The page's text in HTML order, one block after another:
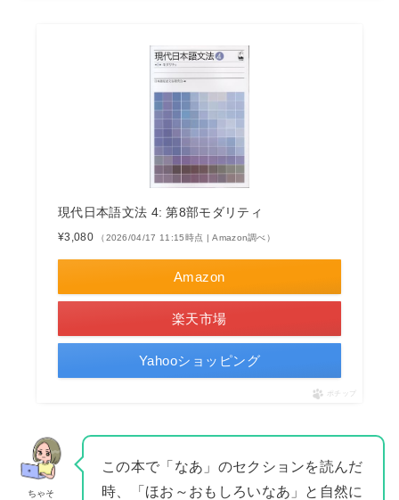
現代日本語文法 4: 第8部モダリティ
¥3,080 （2026/04/17 11:15時点 | Amazon調べ）
Amazon
楽天市場
Yahooショッピング
ポチップ
ちゃそ
この本で「なあ」のセクションを読んだ
時、「ほお～おもしろいなあ」と自然に